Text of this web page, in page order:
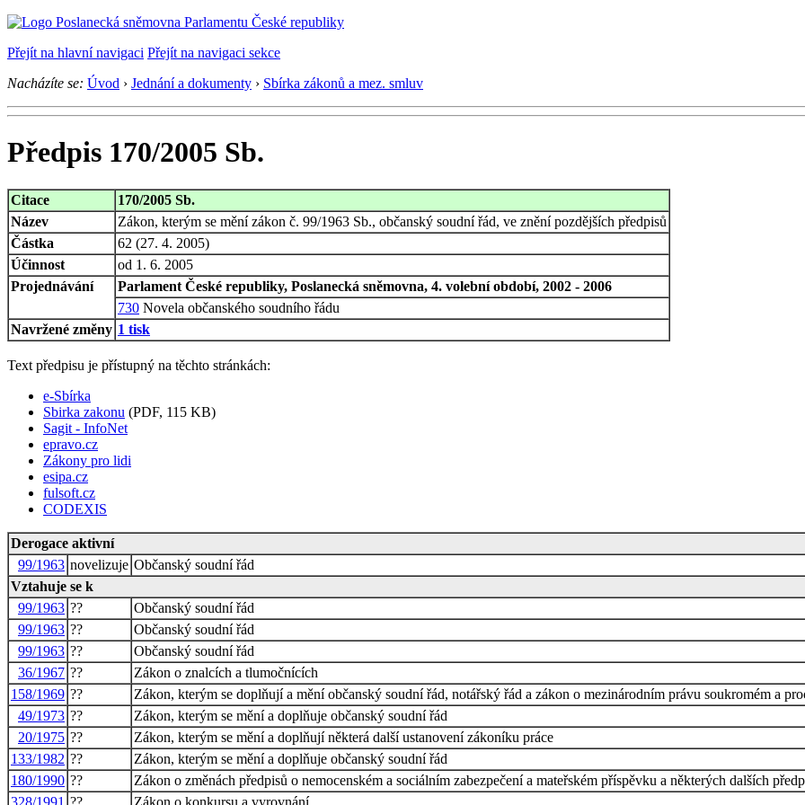
Přejít na hlavní navigaci Přejít na navigaci sekce
Nacházíte se: Úvod › Jednání a dokumenty › Sbírka zákonů a mez. smluv
Předpis 170/2005 Sb.
Citace
170/2005 Sb.
Název
Zákon, kterým se mění zákon č. 99/1963 Sb., občanský soudní řád, ve znění pozdějších předpisů
Částka
62 (27. 4. 2005)
Účinnost
od 1. 6. 2005
Projednávání
Parlament České republiky, Poslanecká sněmovna, 4. volební období, 2002 - 2006
730 Novela občanského soudního řádu
Navržené změny 1 tisk
Text předpisu je přístupný na těchto stránkách:
e-Sbírka
Sbirka zakonu (PDF, 115 KB)
Sagit - InfoNet
epravo.cz
Zákony pro lidi
esipa.cz
fulsoft.cz
CODEXIS
Derogace aktivní
99/1963 novelizuje Občanský soudní řád
Vztahuje se k
99/1963 ??
Občanský soudní řád
99/1963 ??
Občanský soudní řád
99/1963 ??
Občanský soudní řád
36/1967 ??
Zákon o znalcích a tlumočnících
158/1969 ??
Zákon, kterým se doplňují a mění občanský soudní řád, notářský řád a zákon o mezinárodním právu soukromém a
49/1973 ??
Zákon, kterým se mění a doplňuje občanský soudní řád
20/1975 ??
Zákon, kterým se mění a doplňují některá další ustanovení zákoníku práce
133/1982 ??
Zákon, kterým se mění a doplňuje občanský soudní řád
180/1990 ??
Zákon o změnách předpisů o nemocenském a sociálním zabezpečení a mateřském příspěvku a některých dalších
328/1991 ??
Zákon o konkursu a vyrovnání